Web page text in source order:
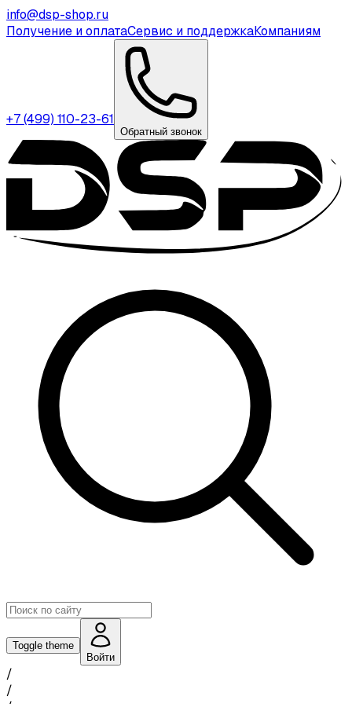
info@dsp-shop.ru
Получение и оплатаСервис и поддержкаКомпаниям
+7 (499) 110-23-61
Обратный звонок
Toggle theme
Войти
/
/